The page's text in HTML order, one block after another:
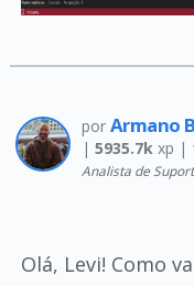
por Armano
| 5935.7kxp |
Analista de
Olá, Levi! Como